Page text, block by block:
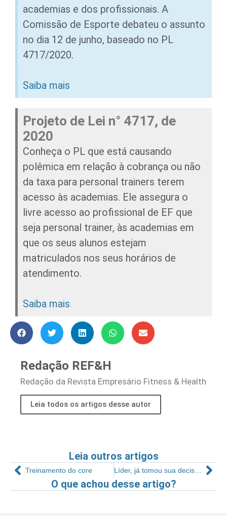
academias e dos profissionais. A
Comissão de Esporte debateu o assunto
no dia 12 de junho, baseado no PL
4717/2020.
Saiba mais
Projeto de Lei n° 4717, de
2020
Conheça o PL que está causando
polêmica em relação à cobrança ou não
da taxa para personal trainers terem
acesso às academias. Ele assegura o
livre acesso ao profissional de EF que
seja personal trainer, às academias em
que os seus alunos estejam
matriculados nos seus horários de
atendimento.
Saiba mais
Redação REF&H
Redação da Revista Empresário Fitness & Health
Leia todos os artigos desse autor
Leia outros artigos
Treinamento do core Líder, já tomou sua decisão hoje?
O que achou desse artigo?